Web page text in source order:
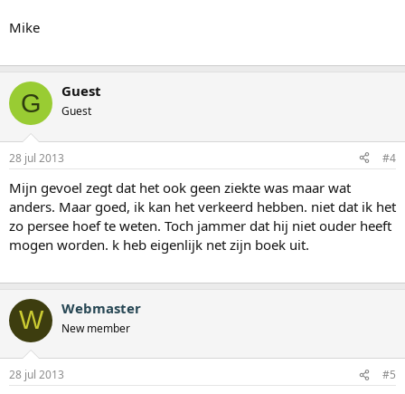
Mike
G Guest
Guest
28 jul 2013 #4
Mijn gevoel zegt dat het ook geen ziekte was maar wat
anders. Maar goed, ik kan het verkeerd hebben. niet dat ik het
zo persee hoef te weten. Toch jammer dat hij niet ouder heeft
mogen worden. k heb eigenlijk net zijn boek uit.
W Webmaster
New member
28 jul 2013 #5